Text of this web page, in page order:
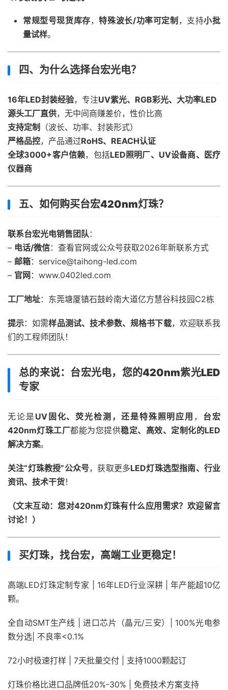
常规型号现货库存，特殊波长/功率可定制 ，支持小批
量试样。
四、为什么选择台宏光电？
16年LED封装经验，专注UV紫光、RGB彩光、大功率LED
源头工厂直供，无中间商赚差价，性价比高
支持定制
（波长、功率、封装形式）
严格品控，产品通过RoHS、REACH认证
全球3000+客户信赖，包括LED照明厂、UV设备商、医疗
仪器商
五、如何购买台宏420nm灯珠？
联系台宏光电销售团队：
– 电话/微信：查看官网或公众号获取2026年新联系方式
– 邮箱：service@taihong-led.com
– 官网 ：www.0402led.com
工厂地址：东莞塘厦镇石鼓岭南大道亿方慧谷科技园C2栋
提示：如需样品测试、技术参数、规格书下载，欢迎联系我
们的工程师团队！
总的来说：台宏光电，您的420nm紫光LED
专家
无论是 UV固化、荧光检测，还是特殊照明应用 ， 台宏
420nm灯珠工厂都能为您提供稳定、高效、定制化的LED
解决方案。
关注“灯珠教授”公众号，获取更多LED灯珠选型指南、行业
资讯、技术干货！
（文末互动：您对420nm灯珠有什么应用需求？欢迎留言
讨论！）
买灯珠，找台宏，高端工业更稳定！
高端LED灯珠定制专家 | 16年LED行业深耕 | 年产能超10亿
颗。
全自动SMT生产线 | 进口芯片（晶元/三安）| 100%光电参
数分选| 不良率<0.1%
72小时极速打样 | 7天批量交付 | 支持1000颗起订
灯珠价格比进口品牌低20%-30% | 免费技术方案支持